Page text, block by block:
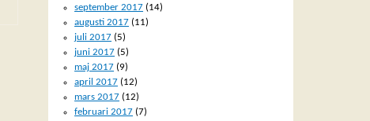
september 2017 (14)
augusti 2017 (11)
juli 2017 (5)
juni 2017 (5)
maj 2017 (9)
april 2017 (12)
mars 2017 (12)
februari 2017 (7)